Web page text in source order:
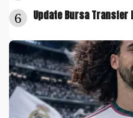
6 Update Bursa